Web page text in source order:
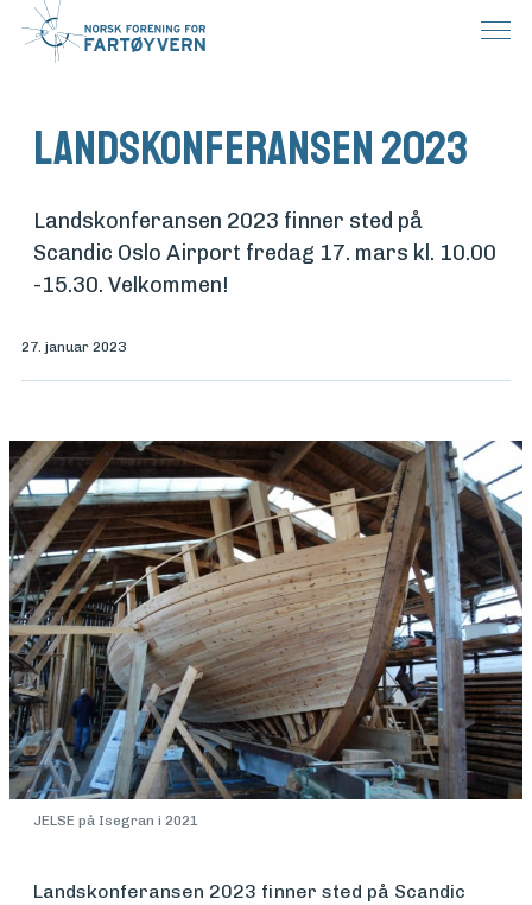
Medlemsfartøy
Søk
om
midler
Vern,
Landskonferansen 2023
Landskonferansen 2023 finner sted på
Scandic Oslo Airport fredag 17. mars kl. 10.00
-15.30. Velkommen!
27. januar 2023
JELSE på Isegran i 2021
Landskonferansen 2023 finner sted på Scandic